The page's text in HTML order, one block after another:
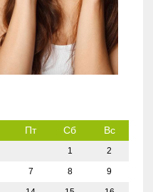
Пт Сб Вс
1 2
7 8 9